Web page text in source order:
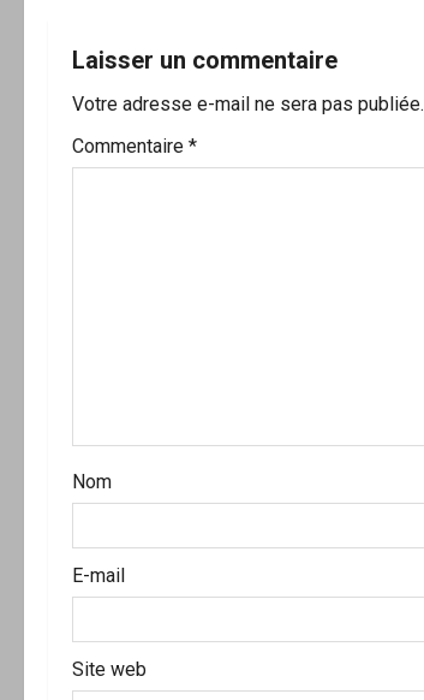
g
a
t
a
r
t
i
c
Laisser un commentaire
Votre adresse e-mail ne sera pas publiée.
Commentaire *
Nom
E-mail
Site web